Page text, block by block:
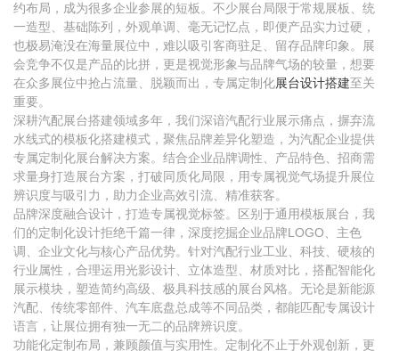
约布局，成为很多企业参展的短板。不少展台局限于常规展板、统
一造型、基础陈列，外观单调、毫无记忆点，即便产品实力过硬，
也极易淹没在海量展位中，难以吸引客商驻足、留存品牌印象。展
会竞争不仅是产品的比拼，更是视觉形象与品牌气场的较量，想要
在众多展位中抢占流量、脱颖而出，专属定制化展台设计搭建至关
重要。
深耕汽配展台搭建领域多年，我们深谙汽配行业展示痛点，摒弃流
水线式的模板化搭建模式，聚焦品牌差异化塑造，为汽配企业提供
专属定制化展台解决方案。结合企业品牌调性、产品特色、招商需
求量身打造展台方案，打破同质化局限，用专属视觉气场提升展位
辨识度与吸引力，助力企业高效引流、精准获客。
品牌深度融合设计，打造专属视觉标签。区别于通用模板展台，我
们的定制化设计拒绝千篇一律，深度挖掘企业品牌LOGO、主色
调、企业文化与核心产品优势。针对汽配行业工业、科技、硬核的
行业属性，合理运用光影设计、立体造型、材质对比，搭配智能化
展示模块，塑造简约高级、极具科技感的展台风格。无论是新能源
汽配、传统零部件、汽车底盘总成等不同品类，都能匹配专属设计
语言，让展位拥有独一无二的品牌辨识度。
功能化定制布局，兼顾颜值与实用性。定制化不止于外观创新，更